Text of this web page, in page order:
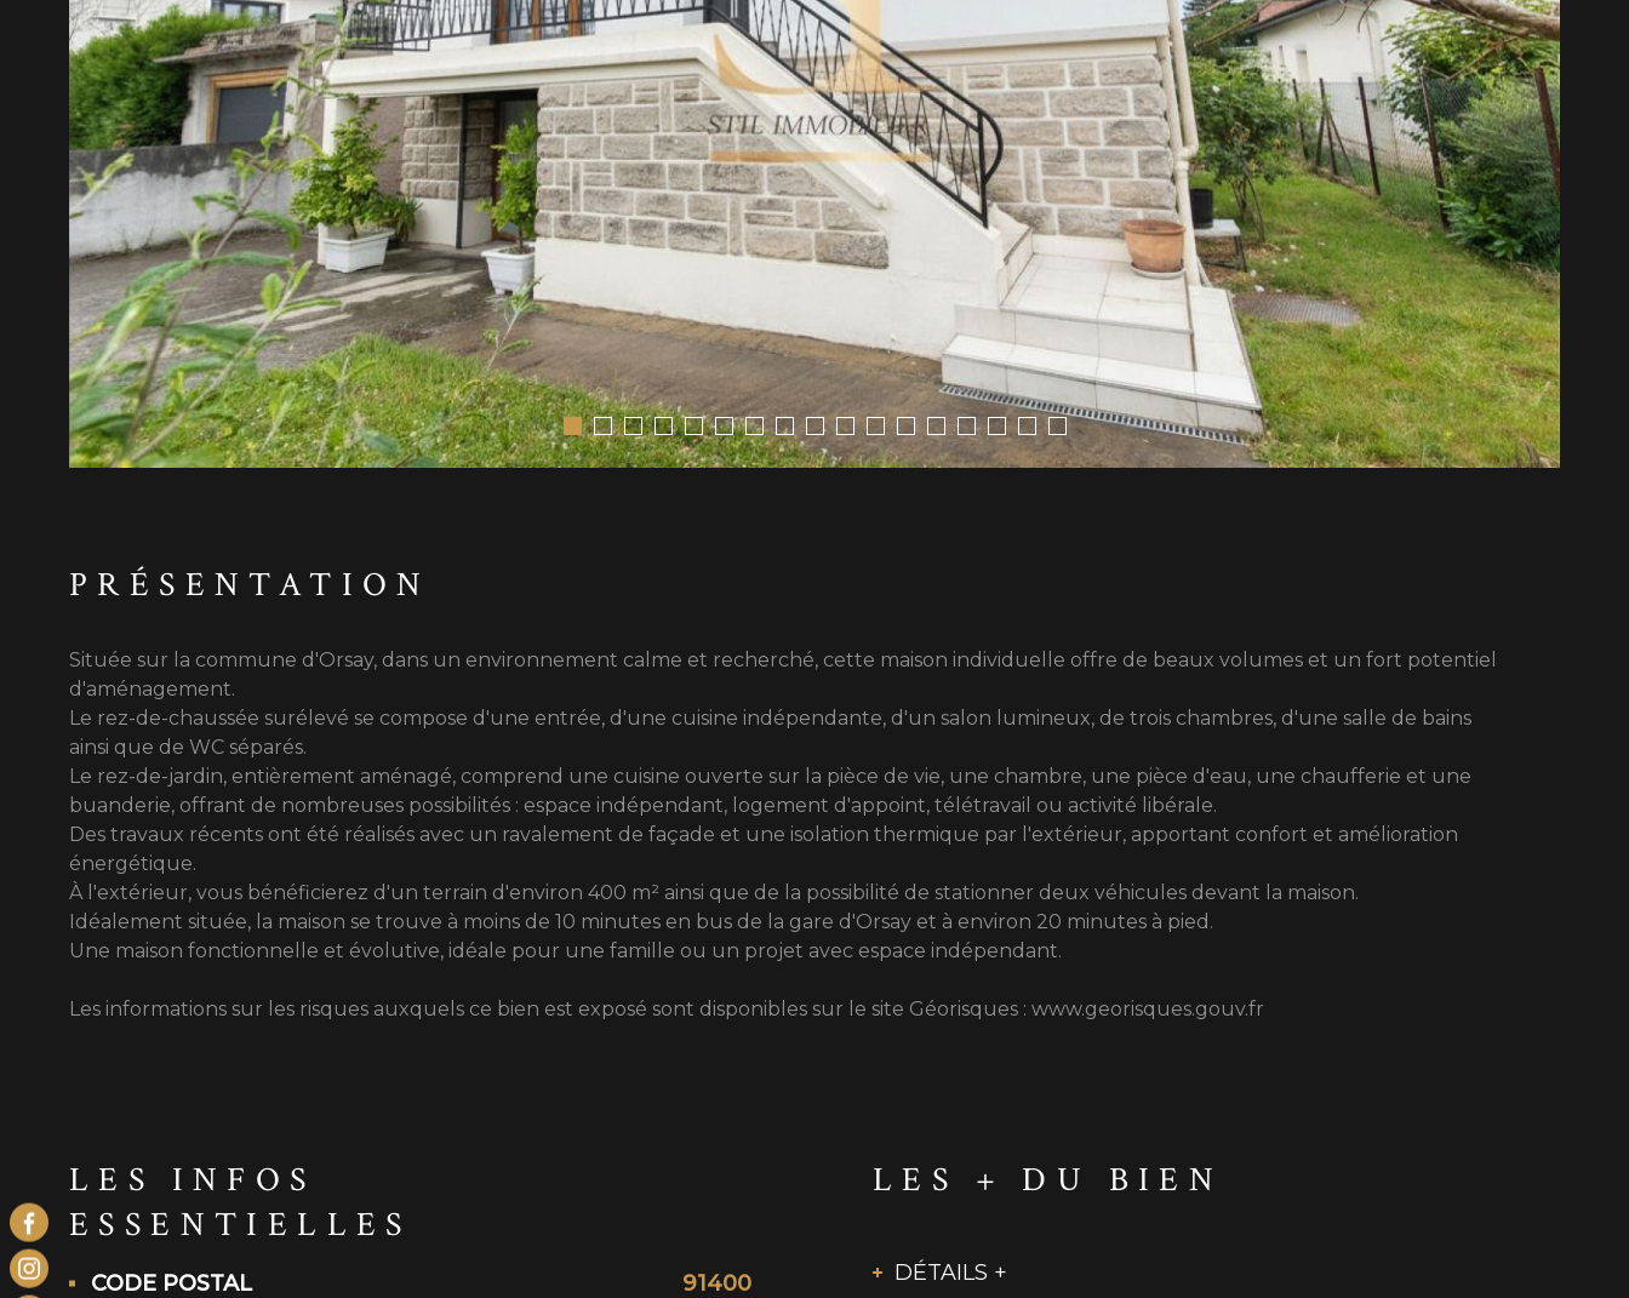
PRÉSENTATION
Située sur la commune d'Orsay, dans un environnement calme et recherché, cette maison individuelle offre de beaux volumes et un fort potentiel
d'aménagement.
Le rez-de-chaussée surélevé se compose d'une entrée, d'une cuisine indépendante, d'un salon lumineux, de trois chambres, d'une salle de bains
ainsi que de WC séparés.
Le rez-de-jardin, entièrement aménagé, comprend une cuisine ouverte sur la pièce de vie, une chambre, une pièce d'eau, une chaufferie et une
buanderie, offrant de nombreuses possibilités : espace indépendant, logement d'appoint, télétravail ou activité libérale.
Des travaux récents ont été réalisés avec un ravalement de façade et une isolation thermique par l'extérieur, apportant confort et amélioration
énergétique.
À l'extérieur, vous bénéficierez d'un terrain d'environ 400 m² ainsi que de la possibilité de stationner deux véhicules devant la maison.
Idéalement située, la maison se trouve à moins de 10 minutes en bus de la gare d'Orsay et à environ 20 minutes à pied.
Une maison fonctionnelle et évolutive, idéale pour une famille ou un projet avec espace indépendant.
Les informations sur les risques auxquels ce bien est exposé sont disponibles sur le site Géorisques : www.georisques.gouv.fr
LES INFOS
ESSENTIELLES
Caractérisque Valeurs
CODE POSTAL
91400
LES + DU BIEN
DÉTAILS +